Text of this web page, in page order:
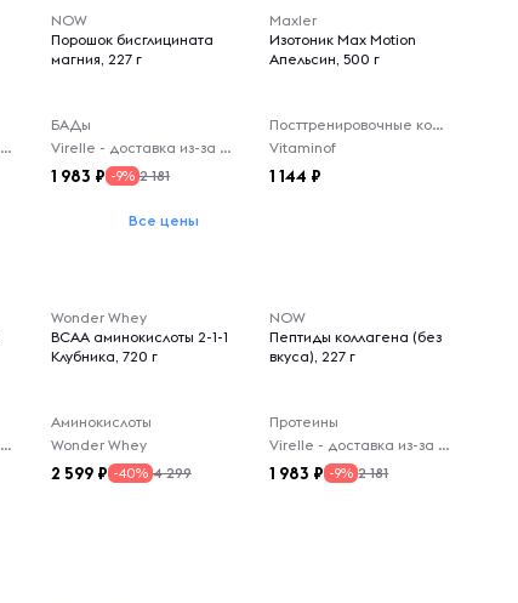
Virelle - доставка из-за рубежа
NOW
Порошок бисглицината
магния, 227 г
БАДы
Virelle - доставка из-за рубежа
1 983 -9% 2 181
Все цены
Maxler
Изотоник Max Motion
Апельсин, 500 г
Посттренировочные комплексы
Vitaminof
1 144
Virelle - доставка из-за рубежа
Wonder Whey
BCAA аминокислоты 2-1-1
Клубника, 720 г
Аминокислоты
Wonder Whey
2 599 -40% 4 299
NOW
Пептиды коллагена (без
вкуса), 227 г
Протеины
Virelle - доставка из-за рубежа
1 983 -9% 2 181